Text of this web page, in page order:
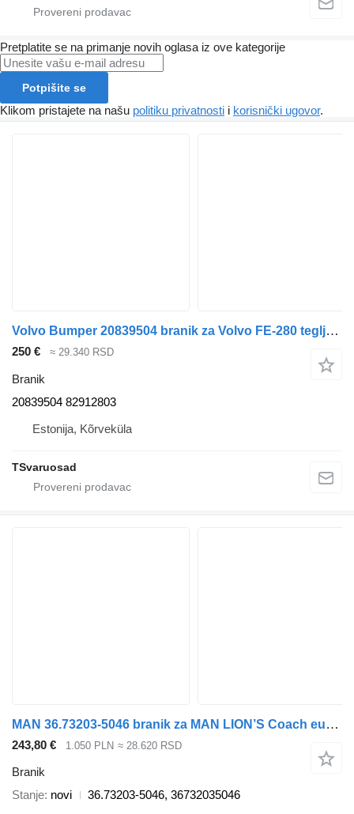
Pretplatite se na primanje novih oglasa iz ove kategorije
Potpišite se
Klikom pristajete na našu politiku privatnosti i korisnički ugovor.
Volvo Bumper 20839504 branik za Volvo FE-280 tegljača
250 € ≈ 29.340 RSD
Branik
20839504 82912803
Estonija, Kõrveküla
TSvaruosad
MAN 36.73203-5046 branik za MAN LION’S Coach euro 6 autobusa
243,80 € 1.050 PLN ≈ 28.620 RSD
Branik
Stanje novi
36.73203-5046, 36732035046